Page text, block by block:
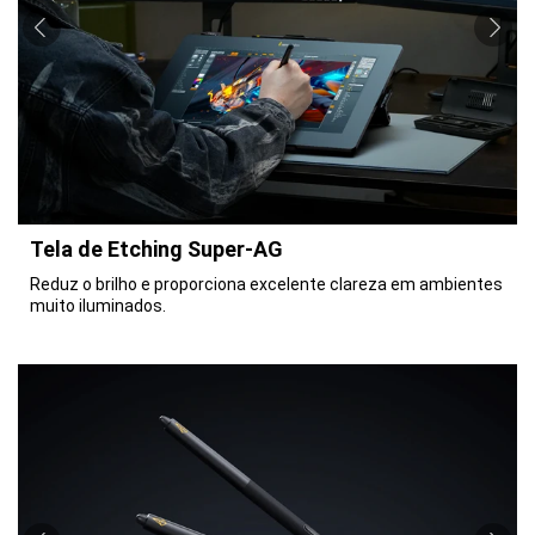
Tela de Etching Super-AG
Reduz o brilho e proporciona excelente clareza em ambientes
muito iluminados.